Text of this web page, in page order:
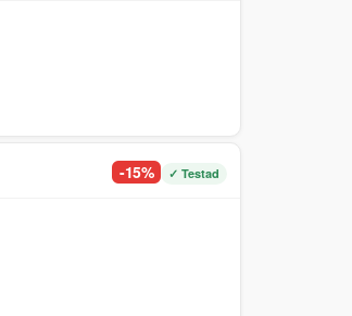
-15% ✓ Testad